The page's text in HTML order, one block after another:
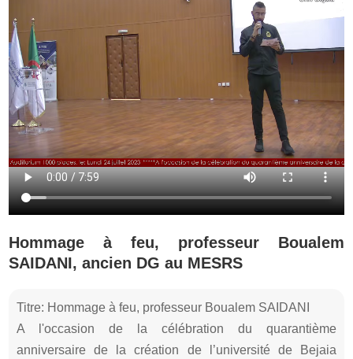
Hommage à feu, professeur Boualem
SAIDANI, ancien DG au MESRS
Titre: Hommage à feu, professeur Boualem SAIDANI
A l'occasion de la célébration du quarantième
anniversaire de la création de l’université de Bejaia